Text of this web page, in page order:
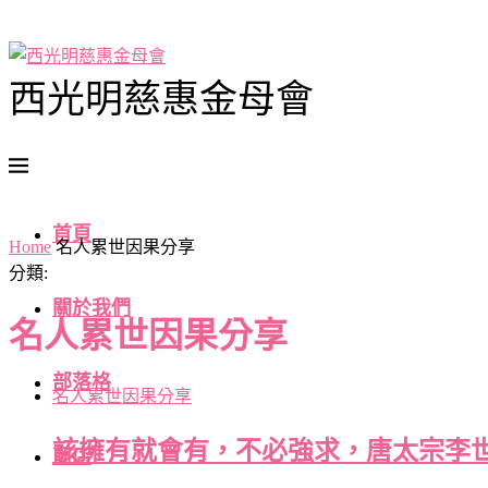
西光明慈惠金母會
首頁
關於我們
部落格
商店
Home 名人累世因果分享
分類:
名人累世因果分享
名人累世因果分享
該擁有就會有，不必強求，唐太宗李